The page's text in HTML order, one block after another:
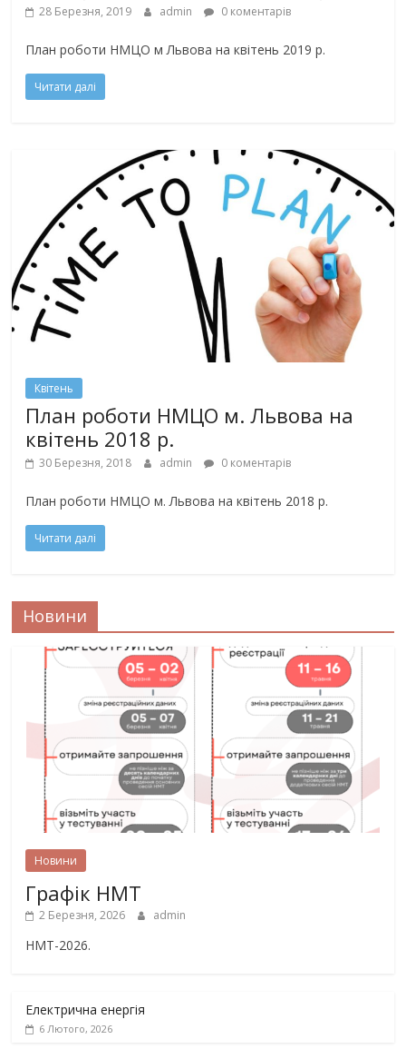
28 Березня, 2019 admin 0 коментарів
План роботи НМЦО м Львова на квітень 2019 р.
Читати далі
Квітень
План роботи НМЦО м. Львова на
квітень 2018 р.
30 Березня, 2018 admin 0 коментарів
План роботи НМЦО м. Львова на квітень 2018 р.
Читати далі
Новини
Новини
Графік НМТ
2 Березня, 2026 admin
НМТ-2026.
Електрична енергія
6 Лютого, 2026